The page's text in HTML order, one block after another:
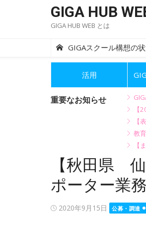
GIGA HUB
GIGA HUB WEB とは
GIGAスクール構想の
活用
重要なお知らせ
【
【
教
【
【秋田県
ポーター業務
Posted
2020年9月15日 公募・調達